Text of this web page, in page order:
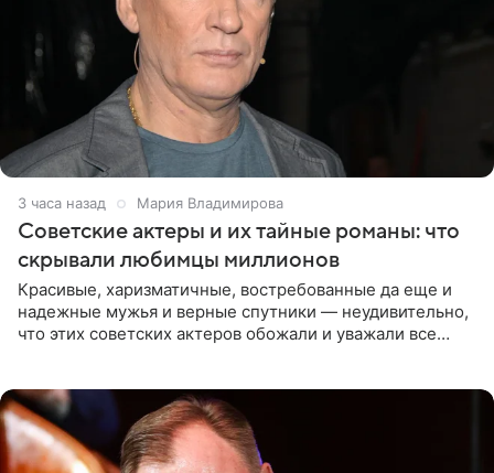
3 часа назад Мария Владимирова
Советские актеры и их тайные романы: что
скрывали любимцы миллионов
Красивые, харизматичные, востребованные да еще и
надежные мужья и верные спутники — неудивительно,
что этих советских актеров обожали и уважали все